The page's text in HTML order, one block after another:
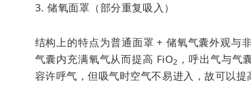
3. 储氧面罩（部分重复吸入）
结构上的特点为普通面罩 + 储氧气囊外观与
气囊内充满氧气从而提高 FiO2 ，呼出气与气
容许呼气，但吸气时空气不易进入，故可以提